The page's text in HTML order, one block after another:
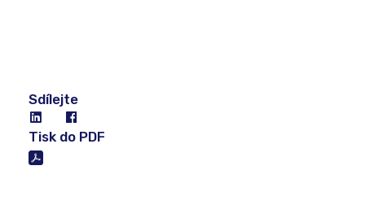
Sdílejte
Tisk do PDF